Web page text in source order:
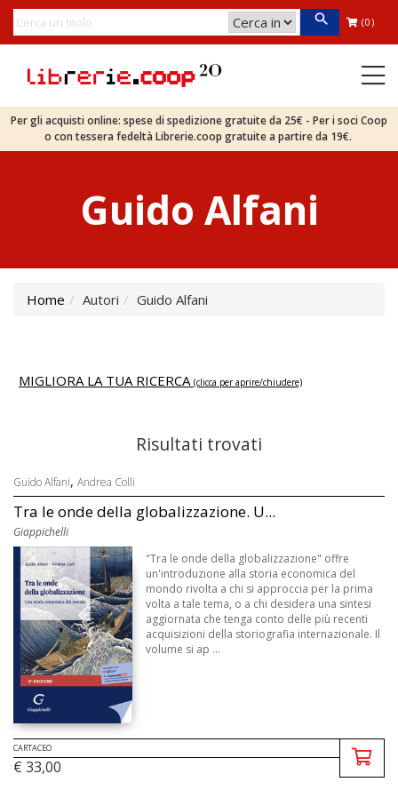
(0)
Per gli acquisti online: spese di spedizione gratuite da 25€ - Per i soci Coop
o con tessera fedeltà Librerie.coop gratuite a partire da 19€.
Guido Alfani
Home Autori Guido Alfani
MIGLIORA LA TUA RICERCA (clicca per aprire/chiudere)
Risultati trovati
Guido Alfani, Andrea Colli
Tra le onde della globalizzazione. U...
Giappichelli
"Tra le onde della globalizzazione" offre
un'introduzione alla storia economica del
mondo rivolta a chi si approccia per la prima
volta a tale tema, o a chi desidera una sintesi
aggiornata che tenga conto delle più recenti
acquisizioni della storiografia internazionale. Il
volume si ap ...
CARTACEO
€ 33,00